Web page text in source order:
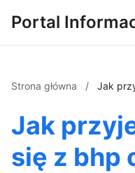
Portal
Strona główna / Jak
Jak
się z bhp